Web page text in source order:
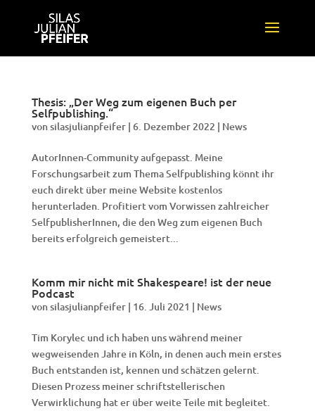
Thesis: „Der Weg zum eigenen Buch per
Selfpublishing.“
vonsilasjulianpfeifer| 6. Dezember 2022 | News
AutorInnen-Community aufgepasst. Meine
Forschungsarbeit zum Thema Selfpublishing könnt ihr
euch direkt über meine Website kostenlos
herunterladen. Profitiert vom Vorwissen zahlreicher
SelfpublisherInnen, die den Weg zum eigenen Buch
bereits erfolgreich gemeistert...
Komm mir nicht mit Shakespeare! ist der neue
Podcast
vonsilasjulianpfeifer| 16. Juli 2021 | News
Tim Korylec und ich haben uns während meiner
wegweisenden Jahre in Köln, in denen auch mein erstes
Buch entstanden ist, kennen und schätzen gelernt.
Diesen Prozess meiner schriftstellerischen
Verwirklichung hat er über weite Teile mit begleitet.